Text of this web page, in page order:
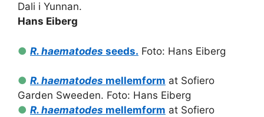
Dali i Yunnan.
Hans Eiberg
● R. haematodes seeds. Foto: Hans Eiberg
● R. haematodes mellemform at Sofiero
Garden Sweeden. Foto: Hans Eiberg
● R. haematodes mellemform at Sofiero